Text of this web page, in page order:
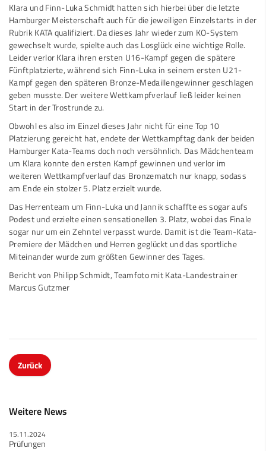
Klara und Finn-Luka Schmidt hatten sich hierbei über die letzte
Hamburger Meisterschaft auch für die jeweiligen Einzelstarts in der
Rubrik KATA qualifiziert. Da dieses Jahr wieder zum KO-System
gewechselt wurde, spielte auch das Losglück eine wichtige Rolle.
Leider verlor Klara ihren ersten U16-Kampf gegen die spätere
Fünftplatzierte, während sich Finn-Luka in seinem ersten U21-
Kampf gegen den späteren Bronze-Medaillengewinner geschlagen
geben musste. Der weitere Wettkampfverlauf ließ leider keinen
Start in der Trostrunde zu.
Obwohl es also im Einzel dieses Jahr nicht für eine Top 10
Platzierung gereicht hat, endete der Wettkampftag dank der beiden
Hamburger Kata-Teams doch noch versöhnlich. Das Mädchenteam
um Klara konnte den ersten Kampf gewinnen und verlor im
weiteren Wettkampfverlauf das Bronzematch nur knapp, sodass
am Ende ein stolzer 5. Platz erzielt wurde.
Das Herrenteam um Finn-Luka und Jannik schaffte es sogar aufs
Podest und erzielte einen sensationellen 3. Platz, wobei das Finale
sogar nur um ein Zehntel verpasst wurde. Damit ist die Team-Kata-
Premiere der Mädchen und Herren geglückt und das sportliche
Miteinander wurde zum größten Gewinner des Tages.
Bericht von Philipp Schmidt, Teamfoto mit Kata-Landestrainer
Marcus Gutzmer
Zurück
Weitere News
15.11.2024
Prüfungen